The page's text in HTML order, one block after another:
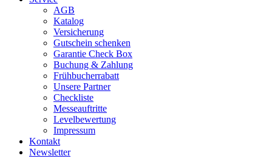
AGB
Katalog
Versicherung
Gutschein schenken
Garantie Check Box
Buchung & Zahlung
Frühbucherrabatt
Unsere Partner
Checkliste
Messeauftritte
Levelbewertung
Impressum
Kontakt
Newsletter